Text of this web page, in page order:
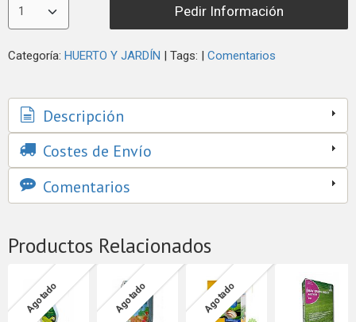
Pedir Información
Categoría: HUERTO Y JARDÍN | Tags: | Comentarios
Descripción
Costes de Envío
Comentarios
Productos Relacionados
Agotado Agotado Agotado